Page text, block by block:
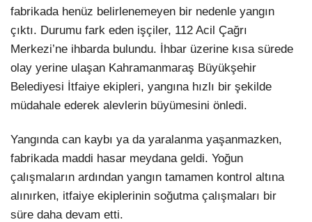
Instagram
Youtube
fabrikada henüz belirlenemeyen bir nedenle yangın
çıktı. Durumu fark eden işçiler, 112 Acil Çağrı
Merkezi’ne ihbarda bulundu. İhbar üzerine kısa sürede
olay yerine ulaşan Kahramanmaraş Büyükşehir
Belediyesi İtfaiye ekipleri, yangına hızlı bir şekilde
müdahale ederek alevlerin büyümesini önledi.
Yangında can kaybı ya da yaralanma yaşanmazken,
fabrikada maddi hasar meydana geldi. Yoğun
çalışmaların ardından yangın tamamen kontrol altına
alınırken, itfaiye ekiplerinin soğutma çalışmaları bir
süre daha devam etti.